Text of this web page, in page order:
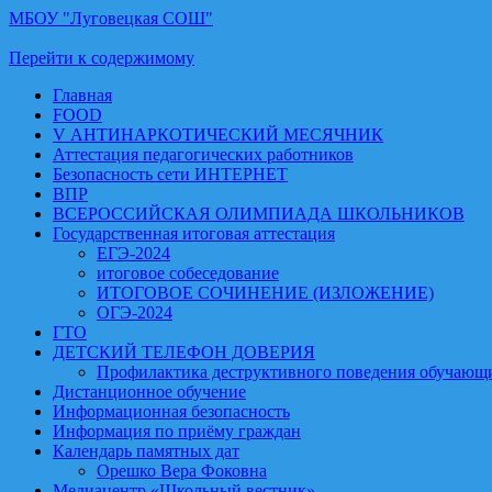
МБОУ "Луговецкая СОШ"
Перейти к содержимому
Главная
FOOD
V АНТИНАРКОТИЧЕСКИЙ МЕСЯЧНИК
Аттестация педагогических работников
Безопасность сети ИНТЕРНЕТ
ВПР
ВСЕРОССИЙСКАЯ ОЛИМПИАДА ШКОЛЬНИКОВ
Государственная итоговая аттестация
ЕГЭ-2024
итоговое собеседование
ИТОГОВОЕ СОЧИНЕНИЕ (ИЗЛОЖЕНИЕ)
ОГЭ-2024
ГТО
ДЕТСКИЙ ТЕЛЕФОН ДОВЕРИЯ
Профилактика деструктивного поведения
Дистанционное обучение
Информационная безопасность
Информация по приёму граждан
Календарь памятных дат
Орешко Вера Фоковна